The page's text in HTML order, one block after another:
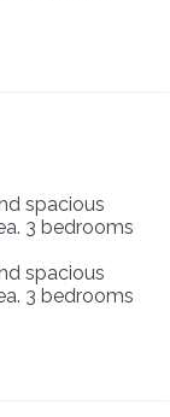
spacious
3 bedrooms
spacious
3 bedrooms